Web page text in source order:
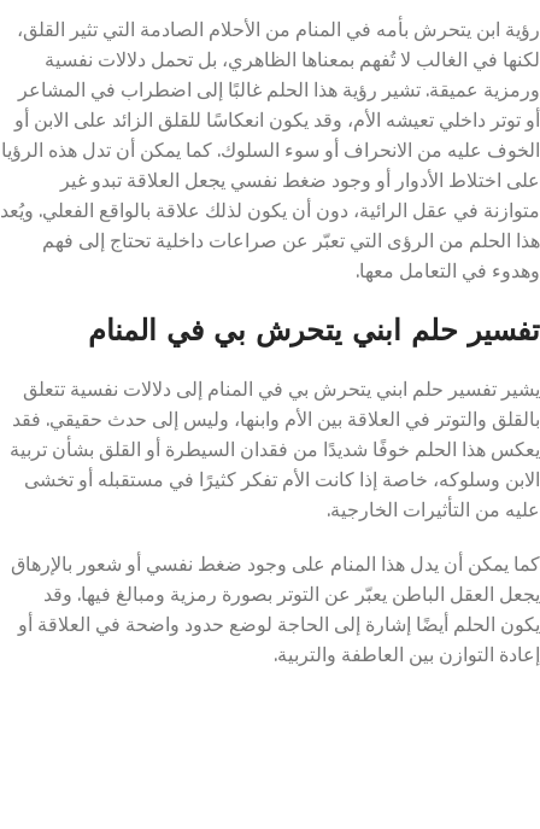
رؤية ابن يتحرش بأمه في المنام من الأحلام الصادمة التي تثير القلق،
لكنها في الغالب لا تُفهم بمعناها الظاهري، بل تحمل دلالات نفسية
ورمزية عميقة. تشير رؤية هذا الحلم غالبًا إلى اضطراب في المشاعر
أو توتر داخلي تعيشه الأم، وقد يكون انعكاسًا للقلق الزائد على الابن أو
الخوف عليه من الانحراف أو سوء السلوك. كما يمكن أن تدل هذه الرؤيا
على اختلاط الأدوار أو وجود ضغط نفسي يجعل العلاقة تبدو غير
متوازنة في عقل الرائية، دون أن يكون لذلك علاقة بالواقع الفعلي. ويُعد
هذا الحلم من الرؤى التي تعبّر عن صراعات داخلية تحتاج إلى فهم
وهدوء في التعامل معها.
تفسير حلم ابني يتحرش بي في المنام
يشير تفسير حلم ابني يتحرش بي في المنام إلى دلالات نفسية تتعلق
بالقلق والتوتر في العلاقة بين الأم وابنها، وليس إلى حدث حقيقي. فقد
يعكس هذا الحلم خوفًا شديدًا من فقدان السيطرة أو القلق بشأن تربية
الابن وسلوكه، خاصة إذا كانت الأم تفكر كثيرًا في مستقبله أو تخشى
عليه من التأثيرات الخارجية.
كما يمكن أن يدل هذا المنام على وجود ضغط نفسي أو شعور بالإرهاق
يجعل العقل الباطن يعبّر عن التوتر بصورة رمزية ومبالغ فيها. وقد
يكون الحلم أيضًا إشارة إلى الحاجة لوضع حدود واضحة في العلاقة أو
إعادة التوازن بين العاطفة والتربية.